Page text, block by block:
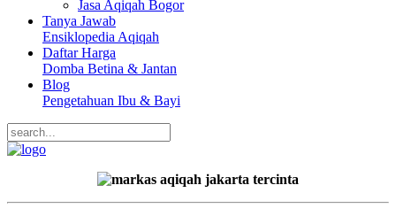
Jasa Aqiqah Bogor
Tanya Jawab
Ensiklopedia Aqiqah
Daftar Harga
Domba Betina & Jantan
Blog
Pengetahuan Ibu & Bayi